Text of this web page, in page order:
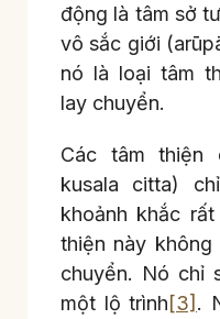
động là tâm sở
vô sắc giới
nó là loại tâm
lay chuyển.
Các tâm thiện
kusala citta)
khoảnh khắc
thiện này
chuyển. Nó chỉ
một lộ trình[3] .